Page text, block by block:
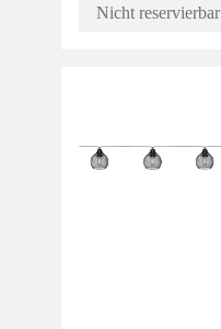
Nicht reservierbar